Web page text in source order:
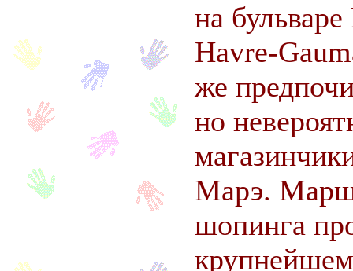
на
Havre-
же
но
Марэ.
шопинга